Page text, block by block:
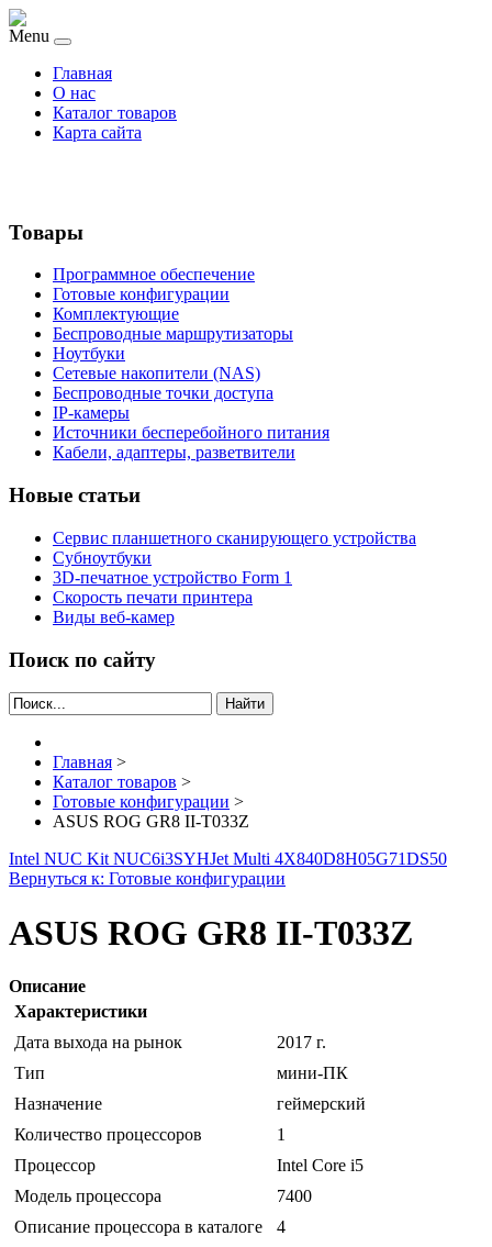
Menu
Главная
О нас
Каталог товаров
Карта сайта
Товары
Программное обеспечение
Готовые конфигурации
Комплектующие
Беспроводные маршрутизаторы
Ноутбуки
Сетевые накопители (NAS)
Беспроводные точки доступа
IP-камеры
Источники бесперебойного питания
Кабели, адаптеры, разветвители
Новые статьи
Сервис планшетного сканирующего устройства
Субноутбуки
3D-печатное устройство Form 1
Скорость печати принтера
Виды веб-камер
Поиск по сайту
Найти
Главная >
Каталог товаров >
Готовые конфигурации >
ASUS ROG GR8 II-T033Z
Intel NUC Kit NUC6i3SYHJet Multi 4X840D8H05G71DS50
Вернуться к: Готовые конфигурации
ASUS ROG GR8 II-T033Z
Описание
Характеристики
Дата выхода на рынок
2017 г.
Тип
мини-ПК
Назначение
геймерский
Количество процессоров
1
Процессор
Intel Core i5
Модель процессора
7400
Описание процессора в каталоге
4